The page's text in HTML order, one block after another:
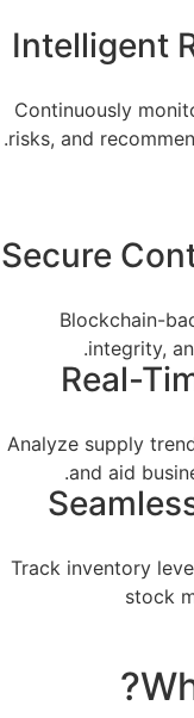
3-
Continuously
risks, and
4- Secure
Blockchain-
integrity,
5- Real-
Analyze supply
and aid
6-
Track inventory
stock